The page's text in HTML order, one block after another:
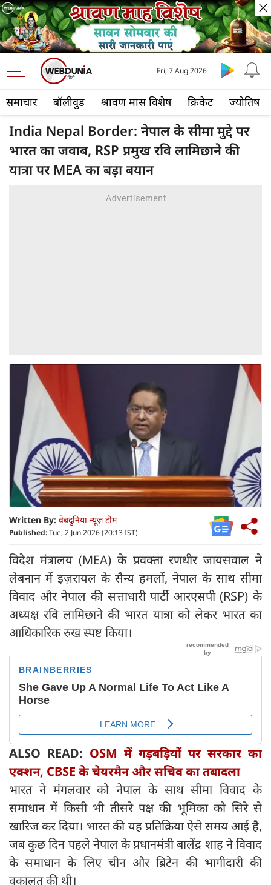
समाचार बॉलीवुड श्रावण मास विशेष क्रिकेट ज्योतिष
Fri, 7 Aug 2026
India Nepal Border: नेपाल के सीमा मुद्दे पर
भारत का जवाब, RSP प्रमुख रवि लामिछाने की
यात्रा पर MEA का बड़ा बयान
Written By: वेबदुनिया न्यूज़ टीम
Published:Tue, 2 Jun 2026 (20:13 IST)
विदेश मंत्रालय (MEA) के प्रवक्ता रणधीर जायसवाल ने
लेबनान में इज़रायल के सैन्य हमलों, नेपाल के साथ सीमा
विवाद और नेपाल की सत्ताधारी पार्टी आरएसपी (RSP) के
अध्यक्ष रवि लामिछाने की भारत यात्रा को लेकर भारत का
आधिकारिक रुख स्पष्ट किया।
ALSO READ: OSM में गड़बड़ियों पर सरकार का
एक्शन, CBSE के चेयरमैन और सचिव का तबादला
भारत ने मंगलवार को नेपाल के साथ सीमा विवाद के
समाधान में किसी भी तीसरे पक्ष की भूमिका को सिरे से
खारिज कर दिया। भारत की यह प्रतिक्रिया ऐसे समय आई है,
जब कुछ दिन पहले नेपाल के प्रधानमंत्री बालेंद्र शाह ने विवाद
के समाधान के लिए चीन और ब्रिटेन की भागीदारी की
वकालत की थी।